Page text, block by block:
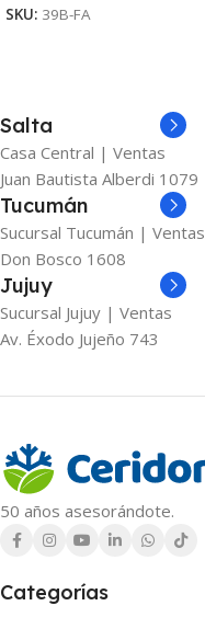
SKU: 39B-FA
Salta
Casa Central | Ventas
Juan Bautista Alberdi 1079
Tucumán
Sucursal Tucumán | Ventas
Don Bosco 1608
Jujuy
Sucursal Jujuy | Ventas
Av. Éxodo Jujeño 743
50 años asesorándote.
Categorías